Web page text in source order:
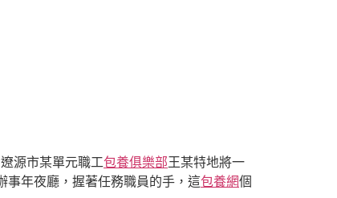
源市某單元職工包養俱樂部王某特地將一
事年夜廳，握著任務職員的手，這包養網個